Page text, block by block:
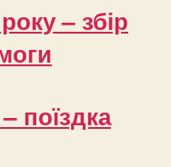
– збір
поїздка